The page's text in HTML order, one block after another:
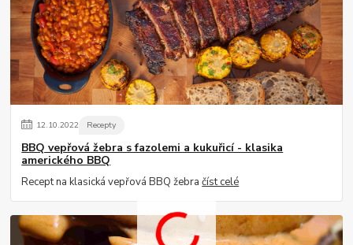
12.10.2022 Recepty
BBQ vepřová žebra s fazolemi a kukuřicí - klasika
amerického BBQ
Recept na klasická vepřová BBQ žebračíst celé